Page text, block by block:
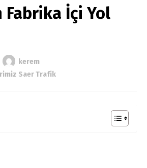
Fabrika İçi Yol
kerem
Saer Trafik